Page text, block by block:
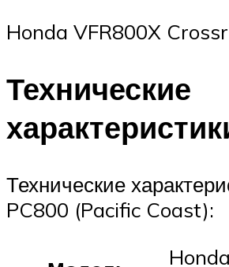
Honda VFR800X
Технические
Технические
PC800 (Pacific Coast):